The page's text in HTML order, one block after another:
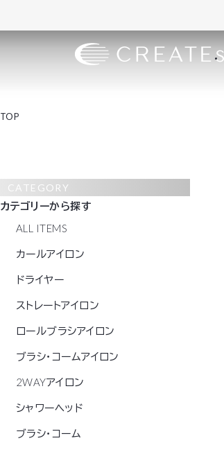
TOP
CATEGORY
カテゴリーから探す
ALL ITEMS
カールアイロン
ドライヤー
ストレートアイロン
ロールブラシアイロン
ブラシ・コームアイロン
2WAYアイロン
シャワーヘッド
ブラシ・コーム